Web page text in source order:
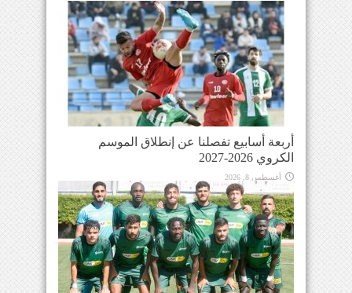
أربعة أسابيع تفصلنا عن إنطلاق الموسم
الكروي 2026-2027
أغسطس 8, 2026